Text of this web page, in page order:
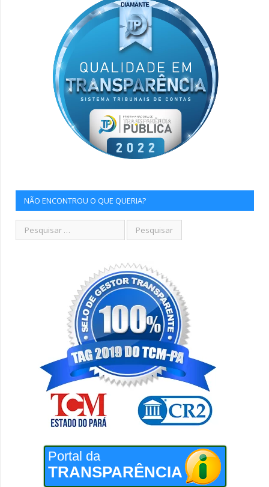
NÃO ENCONTROU O QUE QUERIA?
Portal da
TRANSPARÊNCIA